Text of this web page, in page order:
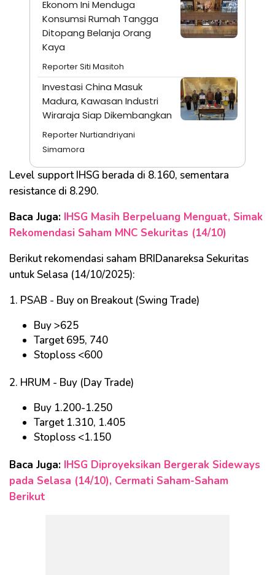
Ekonom Ini Menduga
Konsumsi Rumah Tangga
Ditopang Belanja Orang
Kaya
Reporter Siti Masitoh
Investasi China Masuk
Madura, Kawasan Industri
Wiraraja Siap Dikembangkan
Reporter Nurtiandriyani
Simamora
Level support IHSG berada di 8.160, sementara
resistance di 8.290.
Baca Juga: IHSG Masih Berpeluang Menguat, Simak
Rekomendasi Saham MNC Sekuritas (14/10)
Berikut rekomendasi saham BRIDanareksa Sekuritas
untuk Selasa (14/10/2025):
1. PSAB - Buy on Breakout (Swing Trade)
Buy >625
Target 695, 740
Stoploss <600
2. HRUM - Buy (Day Trade)
Buy 1.200-1.250
Target 1.310, 1.405
Stoploss <1.150
Baca Juga: IHSG Diproyeksikan Bergerak Sideways
pada Selasa (14/10), Cermati Saham-Saham
Berikut